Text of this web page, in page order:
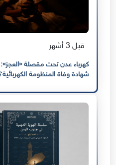
قبل 3 أشهر
شهادة وفاة المنظومة